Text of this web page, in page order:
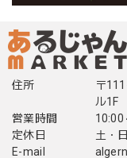
住所
〒
ル1F
営業時間
10:00
定休日
土・
E-mail